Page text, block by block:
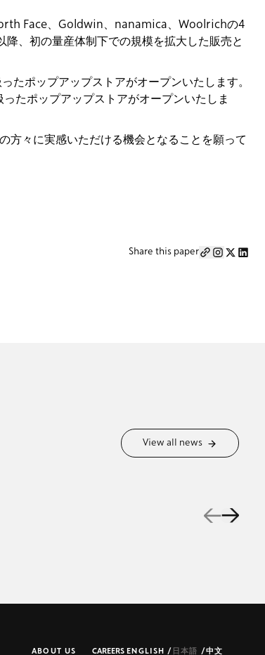
Face、Goldwin、nanamica、Woolrichの4
、初の量産体制下での規模を拡大した販売と
たポップアップストアがオープンいたします。
たポップアップストアがオープンいたしま
方々に実感いただける機会となることを願って
Share this paper
View all news
ABOUT US CAREERS ENGLISH / 日本語 /中文